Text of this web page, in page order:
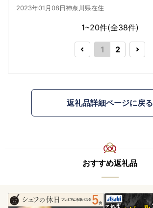
2023年01月08日神奈川県在住
1~20件(全38件)
1 2
返礼品詳細ページに戻る
おすすめ返礼品